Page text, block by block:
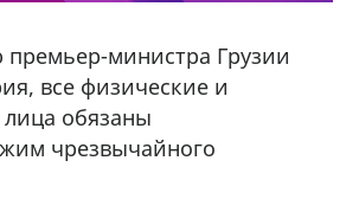
министра Грузии
все физические и
обязаны
чрезвычайного